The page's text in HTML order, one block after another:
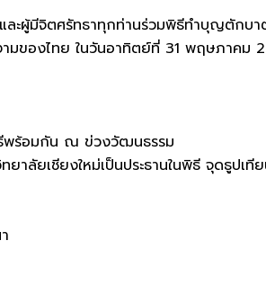
ผู้มีจิตศรัทธาทุกท่านร่วมพิธีทำบุญตักบา
ามของไทย ในวันอาทิตย์ที่ 31 พฤษภา
พร้อมกัน ณ ข่วงวัฒนธรรม
าลัยเชียงใหม่เป็นประธานในพิธี จุดธูปเที